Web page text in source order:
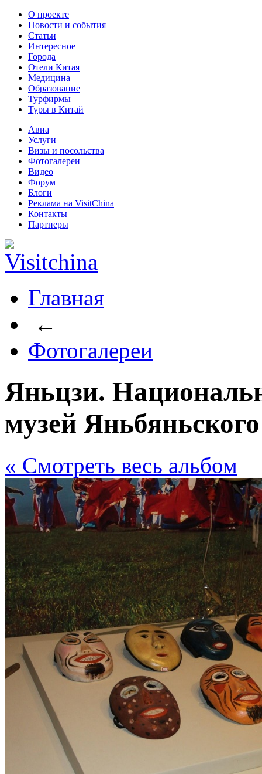
О проекте
Новости и события
Статьи
Интересное
Города
Отели Китая
Медицина
Образование
Турфирмы
Туры в Китай
Авиа
Услуги
Визы и посольства
Фотогалереи
Видео
Форум
Блоги
Реклама на VisitChina
Контакты
Партнеры
Главная
←
Фотогалереи
Яньцзи.
музей
« Cмотреть весь альбом